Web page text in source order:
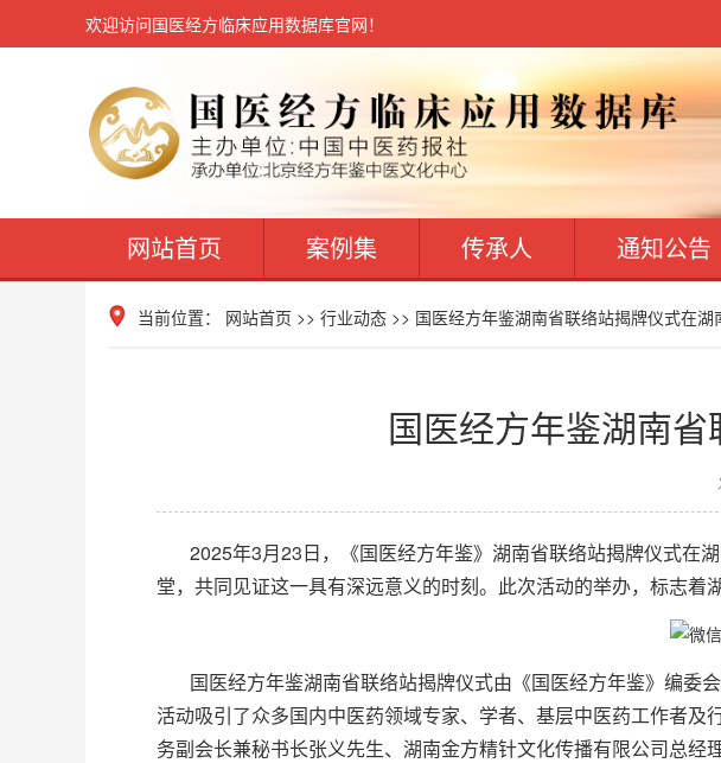
欢迎访问国医经方临床应用数据库官网！
网站首页 案例集 传承人 通知公告
当前位置： 网站首页 >> 行业动态 >> 国医经方年鉴湖南省联络站揭牌仪式在湖
国医经方年鉴湖南
2025年3月23日，《国医经方年鉴》湖南省联络站揭牌仪式在
堂，共同见证这一具有深远意义的时刻。此次活动的举办，标志着
国医经方年鉴湖南省联络站揭牌仪式由《国医经方年鉴》编委
活动吸引了众多国内中医药领域专家、学者、基层中医药工作者
务副会长兼秘书长张义先生、湖南金方精针文化传播有限公司总